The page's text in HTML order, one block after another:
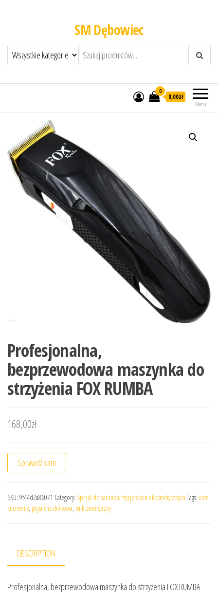
SM Dębowiec
Menu
0
0,00zł
Profesjonalna,
bezprzewodowa maszynka do
strzyżenia FOX RUMBA
168,00zł
Sprawdź sam
SKU: 9f44d2a86071 Category: Sprzęt do salonów fryzjerskich i kosmetycznych Tags: kran
kuchenny, płyta chodnikowa, tynk zewnętrzny
DESCRIPTION
Profesjonalna, bezprzewodowa maszynka do strzyżenia FOX RUMBA